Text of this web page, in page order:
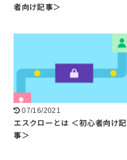
者向け記事＞
07/16/2021
エスクローとは ＜初心者向け記
事＞